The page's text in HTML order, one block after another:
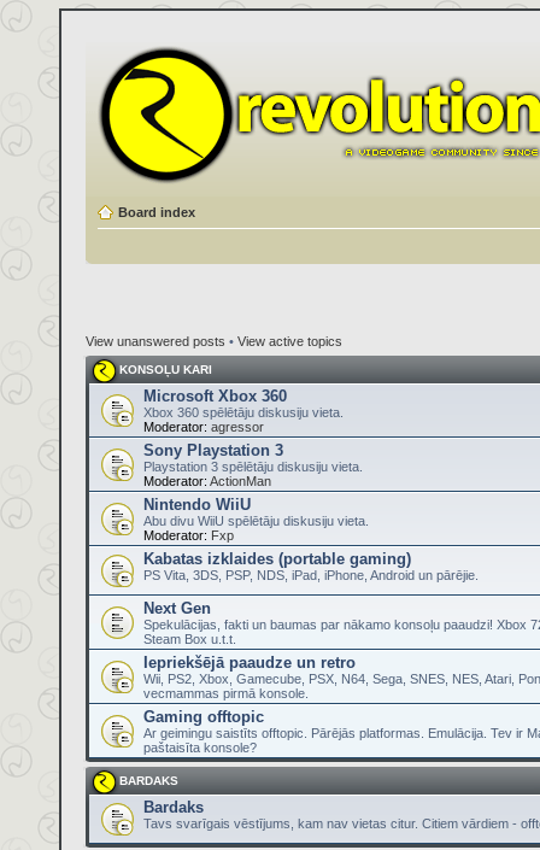
Board index
View unanswered posts • View active topics
KONSOĻU KARI
Microsoft Xbox 360
Xbox 360 spēlētāju diskusiju vieta.
Moderator: agressor
Sony Playstation 3
Playstation 3 spēlētāju diskusiju vieta.
Moderator: ActionMan
Nintendo WiiU
Abu divu WiiU spēlētāju diskusiju vieta.
Moderator: Fxp
Kabatas izklaides (portable gaming)
PS Vita, 3DS, PSP, NDS, iPad, iPhone, Android un pārējie.
Next Gen
Spekulācijas, fakti un baumas par nākamo konsoļu paaudzi! Xbox
Steam Box u.t.t.
Iepriekšējā paaudze un retro
Wii, PS2, Xbox, Gamecube, PSX, N64, Sega, SNES, NES, Atari,
vecmammas pirmā konsole.
Gaming offtopic
Ar geimingu saistīts offtopic. Pārējās platformas. Emulācija. Tev ir
paštaisīta konsole?
BARDAKS
Bardaks
Tavs svarīgais vēstījums, kam nav vietas citur. Citiem vārdiem -